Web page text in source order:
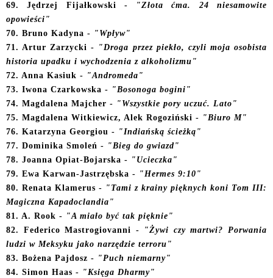
69. Jędrzej Fijałkowski -
"Złota ćma. 24 niesamowite
opowieści"
70. Bruno Kadyna - "Wpływ"
71. Artur Zarzycki - "Droga przez piekło, czyli moja osobista
historia upadku i wychodzenia z alkoholizmu"
72. Anna Kasiuk - "Andromeda"
73. Iwona Czarkowska - "Bosonoga bogini"
74. Magdalena Majcher - "Wszystkie pory uczuć. Lato"
75. Magdalena Witkiewicz, Alek Rogoziński - "Biuro M"
76. Katarzyna Georgiou - "Indiańską ścieżką"
77. Dominika Smoleń - "Bieg do gwiazd"
78. Joanna Opiat-Bojarska - "Ucieczka"
79. Ewa Karwan-Jastrzębska - "Hermes 9:10"
80. Renata Klamerus - "Tami z krainy pięknych koni Tom III:
Magiczna Kapadoclandia"
81. A. Rook - "A miało być tak pięknie"
82. Federico Mastrogiovanni -
"Żywi czy martwi? Porwania
ludzi w Meksyku jako narzędzie terroru"
83. Bożena Pajdosz - "Puch niemarny"
84. Simon Haas - "Księga Dharmy"